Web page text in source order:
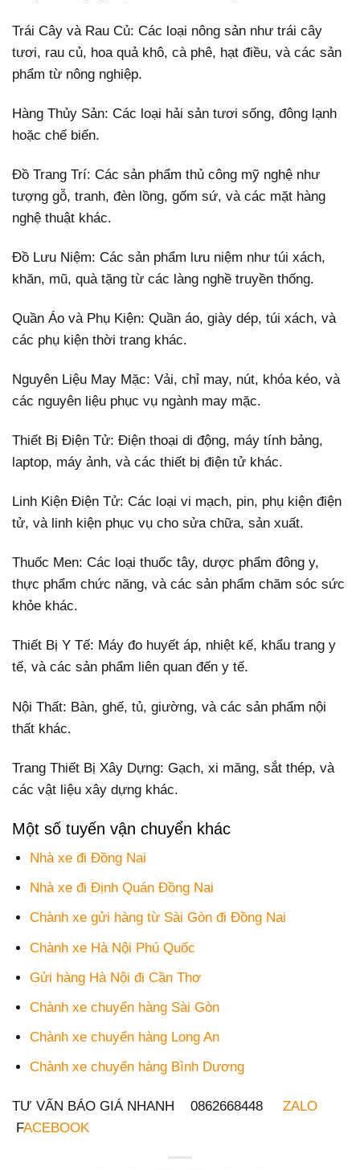
Trái Cây và Rau Củ: Các loại nông sản như trái cây
tươi, rau củ, hoa quả khô, cà phê, hạt điều, và các sản
phẩm từ nông nghiệp.
Hàng Thủy Sản: Các loại hải sản tươi sống, đông lạnh
hoặc chế biến.
Đồ Trang Trí: Các sản phẩm thủ công mỹ nghệ như
tượng gỗ, tranh, đèn lồng, gốm sứ, và các mặt hàng
nghệ thuật khác.
Đồ Lưu Niệm: Các sản phẩm lưu niệm như túi xách,
khăn, mũ, quà tặng từ các làng nghề truyền thống.
Quần Áo và Phụ Kiện: Quần áo, giày dép, túi xách, và
các phụ kiện thời trang khác.
Nguyên Liệu May Mặc: Vải, chỉ may, nút, khóa kéo, và
các nguyên liệu phục vụ ngành may mặc.
Thiết Bị Điện Tử: Điện thoại di động, máy tính bảng,
laptop, máy ảnh, và các thiết bị điện tử khác.
Linh Kiện Điện Tử: Các loại vi mạch, pin, phụ kiện điện
tử, và linh kiện phục vụ cho sửa chữa, sản xuất.
Thuốc Men: Các loại thuốc tây, dược phẩm đông y,
thực phẩm chức năng, và các sản phẩm chăm sóc sức
khỏe khác.
Thiết Bị Y Tế: Máy đo huyết áp, nhiệt kế, khẩu trang y
tế, và các sản phẩm liên quan đến y tế.
Nội Thất: Bàn, ghế, tủ, giường, và các sản phẩm nội
thất khác.
Trang Thiết Bị Xây Dựng: Gạch, xi măng, sắt thép, và
các vật liệu xây dựng khác.
Một số tuyến vận chuyển khác
Nhà xe đi Đồng Nai
Nhà xe đi Định Quán Đồng Nai
Chành xe gửi hàng từ Sài Gòn đi Đồng Nai
Chành xe Hà Nội Phú Quốc
Gửi hàng Hà Nội đi Cần Thơ
Chành xe chuyển hàng Sài Gòn
Chành xe chuyển hàng Long An
Chành xe chuyển hàng Bình Dương
TƯ VẤN BÁO GIÁ NHANH 0862668448 ZALO
FACEBOOK